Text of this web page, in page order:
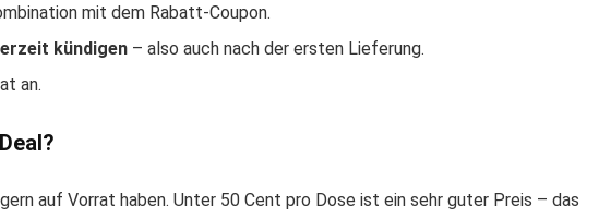
mit dem Rabatt-Coupon.
kündigen – also auch nach der ersten Lieferung.
an.
auf Vorrat haben. Unter 50 Cent pro Dose ist ein sehr guter Preis – das